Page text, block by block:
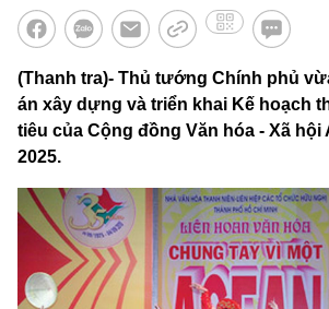
(Thanh tra)- Thủ tướng Chính phủ
án xây dựng và triển khai Kế hoạch
tiêu của Cộng đồng Văn hóa - Xã hội
2025.